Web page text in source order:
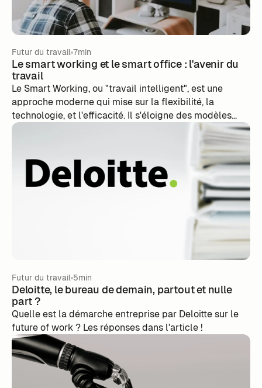
Futur du travail 7min
Le smart working et le smart office : l'avenir du
travail
Le Smart Working, ou "travail intelligent", est une
approche moderne qui mise sur la flexibilité, la
technologie, et l'efficacité. Il s'éloigne des modèles
traditionnels pour offrir aux employés la liberté de
choisir où et comment ils travaillent. Le Smart Office,
quant à lui, est un espace de travail
technologiquement avancé, favorisant collaboration et
adaptabilité. Ces concepts, bien que prometteurs,
présentent des défis comme l'isolement ou la gestion
du temps. Toutefois, avec une mise en œuvre réfléchie
et des outils adaptés, ils peuvent révolutionner
Futur du travail 5min
Deloitte, le bureau de demain, partout et nulle
part ?
Quelle est la démarche entreprise par Deloitte sur le
future of work ? Les réponses dans l'article !